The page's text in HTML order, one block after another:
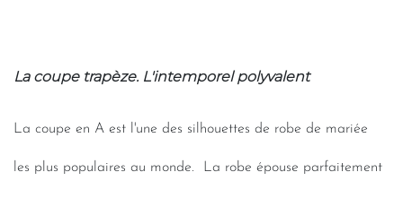
La coupe trapèze. L'intemporel polyvalent
La coupe en A est l'une des silhouettes de robe de mariée
les plus populaires au monde. La robe épouse parfaitement